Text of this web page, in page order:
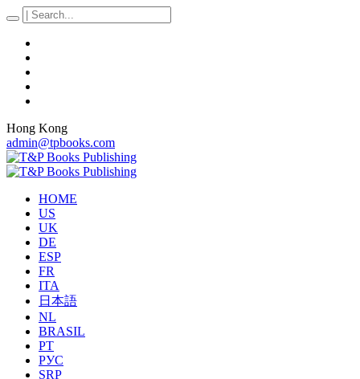
Hong Kong
admin@tpbooks.com
HOME
US
UK
DE
ESP
FR
ITA
日本語
NL
BRASIL
PT
РУС
SRP